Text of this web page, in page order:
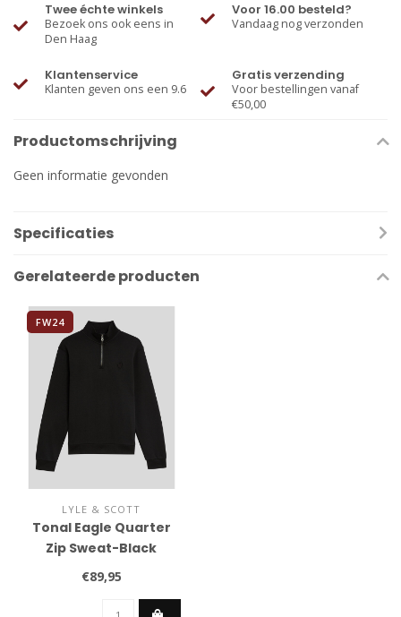
Twee échte winkels
Bezoek ons ook eens in
Den Haag
Voor 16.00 besteld?
Vandaag nog verzonden
Klantenservice
Klanten geven ons een 9.6
Gratis verzending
Voor bestellingen vanaf
€50,00
Productomschrijving
Geen informatie gevonden
Specificaties
Gerelateerde producten
FW24
LYLE & SCOTT
Tonal Eagle Quarter
Zip Sweat-Black
€89,95